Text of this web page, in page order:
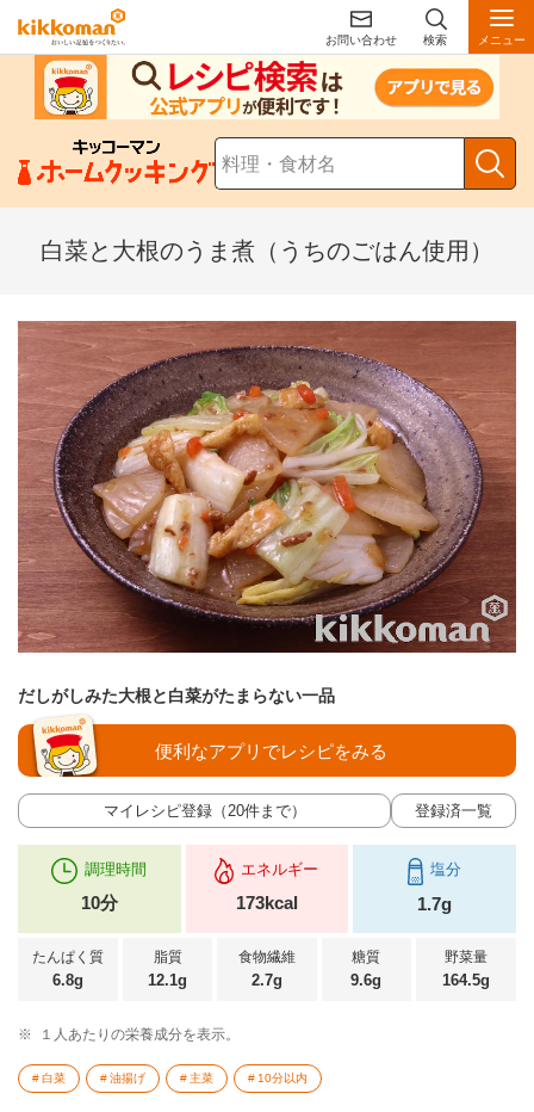
お問い合わせ 検索 メニュー
白菜と大根のうま煮（うちのごはん使用）
だしがしみた大根と白菜がたまらない一品
マイレシピ登録（20件まで） 登録済一覧
便利なアプリでレシピをみる
調理時間
10分
エネルギー
173kcal
塩分
1.7g
たんぱく質
6.8g
脂質
12.1g
食物繊維
2.7g
糖質
9.6g
野菜量
164.5g
※ １人あたりの栄養成分を表示。
白菜 油揚げ 主菜 10分以内